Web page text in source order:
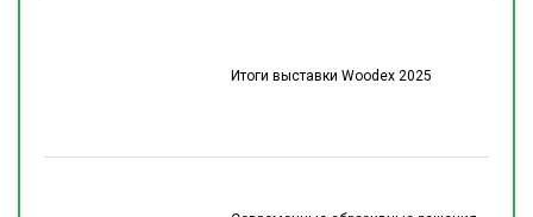
Итоги выставки Woodex 2025